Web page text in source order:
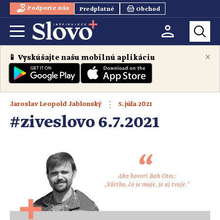
Podporte nás Predplatné Obchod
×
📱 Vyskúšajte našu mobilnú aplikáciu
Jaroslav Leopold Jablonský 5. júla 2021
#ziveslovo 6.7.2021